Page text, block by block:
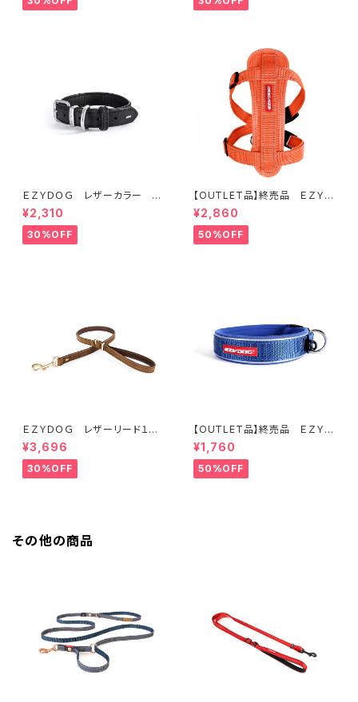
ＥＺＹＤＯＧ レザーカラー X
XS (全2色)
¥2,310
30%OFF
【OUTLET品】終売品 ＥＺＹＤ
¥2,860
50%OFF
ＥＺＹＤＯＧ レザーリード１０６
ｃｍ（全2色）
¥3,696
30%OFF
【OUTLET品】終売品 ＥＺＹＤ
ＯＧ ネオカラー L ブルー
¥1,760
50%OFF
その他の商品